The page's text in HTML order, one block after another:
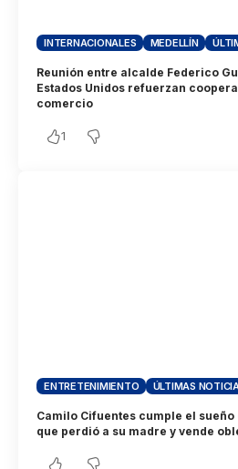
INTERNACIONALES MEDELLÍN
Reunión entre alcalde Federico
Estados Unidos refuerzan
comercio
1
ENTRETENIMIENTO ÚLTIMAS
Camilo Cifuentes cumple el
que perdió a su madre y vende